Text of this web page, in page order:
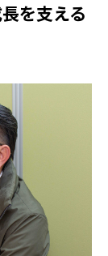
を支える